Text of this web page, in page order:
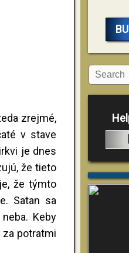
zrejmé,
v stave
je dnes
že tieto
že týmto
Satan sa
Keby
potratmi